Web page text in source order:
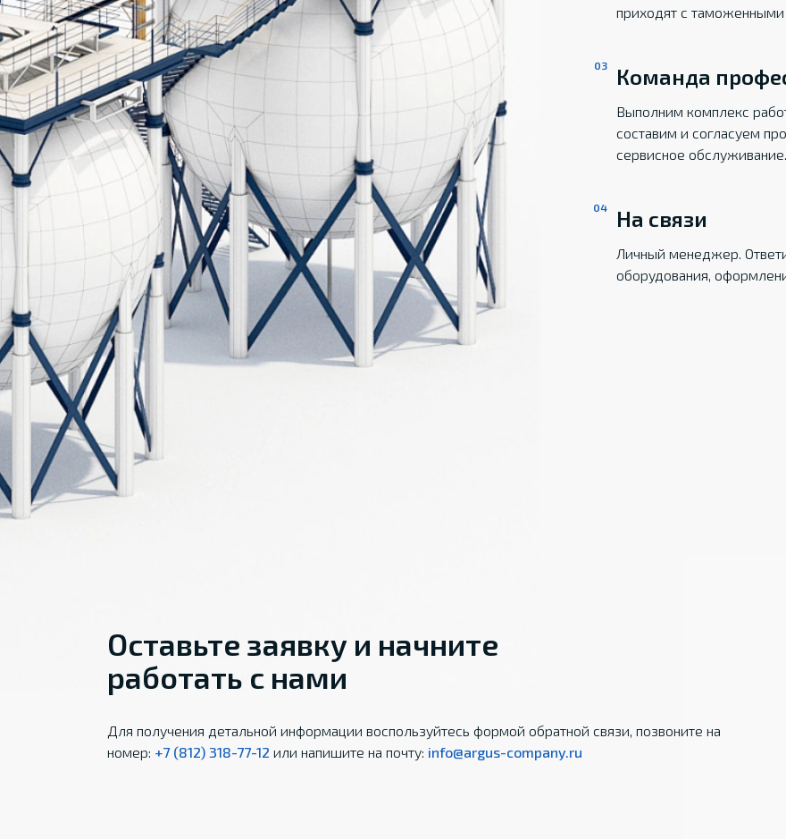
приходят с
Команда
Выполним комплекс
составим и согласуем
сервисное обслуживание.
На связи
Личный менеджер.
оборудования,
Оставьте заявку и начните
работать с нами
Для получения детальной информации воспользуйтесь формой обратной связи, позвоните на
номер: +7 (812) 318-77-12 или напишите на почту: info@argus-company.ru